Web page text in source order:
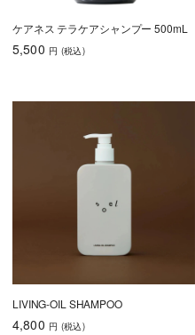
ケアネス テラケアシャンプー 500mL
5,500 円 (税込)
LIVING-OIL SHAMPOO
4,800 円 (税込)